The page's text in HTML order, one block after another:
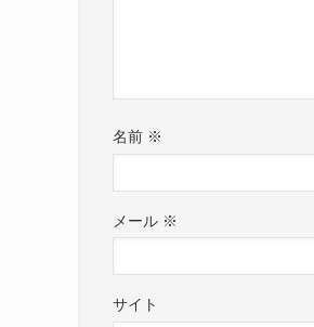
名前 ※
メール ※
サイト